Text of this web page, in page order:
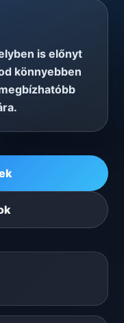
is előnyt
könnyebben